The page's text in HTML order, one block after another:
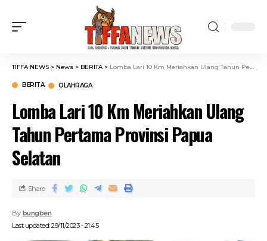
TIFFA NEWS > News > BERITA> Lomba Lari 10 Km Meriahkan Ulang Tahun Pertama Provinsi Papua Selatan
BERITA OLAHRAGA
Lomba Lari 10 Km Meriahkan Ulang
Tahun Pertama Provinsi Papua
Selatan
Last updated: 29/11/2023 - 21:45
By bungben
Share